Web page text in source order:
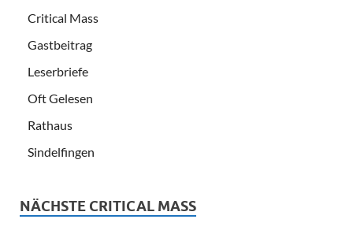
Critical Mass
Gastbeitrag
Leserbriefe
Oft Gelesen
Rathaus
Sindelfingen
NÄCHSTE CRITICAL MASS